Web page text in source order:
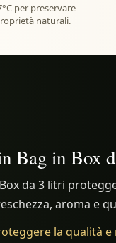
per preservare
naturali.
Bag in Box
da 3 litri
aroma e
la qualità